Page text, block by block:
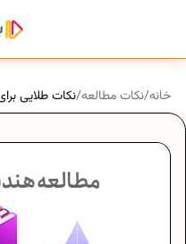
خانه/نکات مطالعه/نکات طلایی